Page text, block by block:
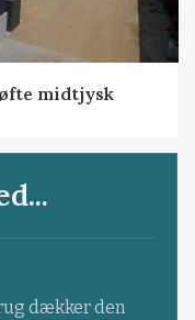
midtjysk
dækker den